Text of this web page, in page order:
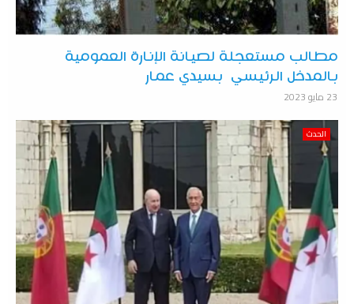
مطالب مستعجلة لصيانة الإنارة العمومية
بالمدخل الرئيسي بسيدي عمار
23 مايو 2023
الحدث